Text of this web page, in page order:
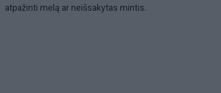
atpažinti melą ar neišsakytas mintis.